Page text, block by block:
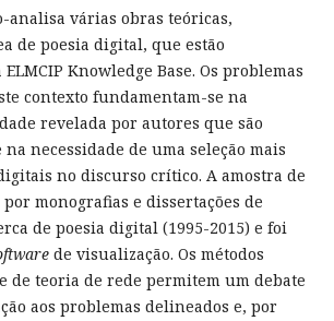
analisa várias obras teóricas,
de poesia digital, que estão
Knowledge Base. Os problemas
contexto fundamentam-se na
revelada por autores que são
necessidade de uma seleção mais
no discurso crítico. A amostra de
por monografias e dissertações de
de poesia digital (1995-2015) e foi
de visualização. Os métodos
de teoria de rede permitem um debate
aos problemas delineados e, por